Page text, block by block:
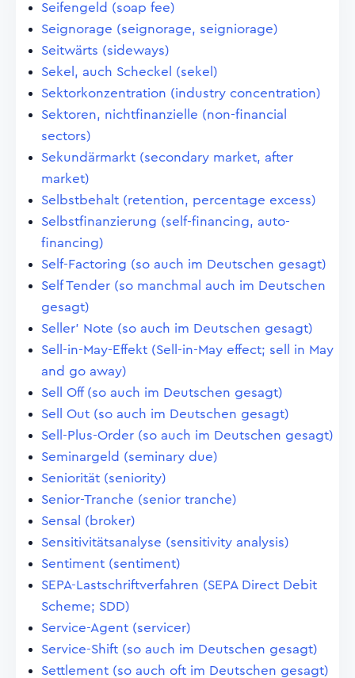
Seifengeld (soap fee)
Seignorage (seignorage, seigniorage)
Seitwärts (sideways)
Sekel, auch Scheckel (sekel)
Sektorkonzentration (industry concentration)
Sektoren, nichtfinanzielle (non-financial
sectors)
Sekundärmarkt (secondary market, after
market)
Selbstbehalt (retention, percentage excess)
Selbstfinanzierung (self-financing, auto-
financing)
Self-Factoring (so auch im Deutschen gesagt)
Self Tender (so manchmal auch im Deutschen
gesagt)
Seller' Note (so auch im Deutschen gesagt)
Sell-in-May-Effekt (Sell-in-May effect; sell in May
and go away)
Sell Off (so auch im Deutschen gesagt)
Sell Out (so auch im Deutschen gesagt)
Sell-Plus-Order (so auch im Deutschen gesagt)
Seminargeld (seminary due)
Seniorität (seniority)
Senior-Tranche (senior tranche)
Sensal (broker)
Sensitivitätsanalyse (sensitivity analysis)
Sentiment (sentiment)
SEPA-Lastschriftverfahren (SEPA Direct Debit
Scheme; SDD)
Service-Agent (servicer)
Service-Shift (so auch im Deutschen gesagt)
Settlement (so auch oft im Deutschen gesagt)